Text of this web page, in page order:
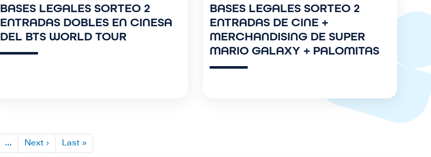
BASES LEGALES SORTEO 2
ENTRADAS DOBLES EN CINESA
DEL BTS WORLD TOUR
BASES LEGALES SORTEO 2
ENTRADAS DE CINE +
MERCHANDISING DE SUPER
MARIO GALAXY + PALOMITAS
… Next ›
i
Last »
l